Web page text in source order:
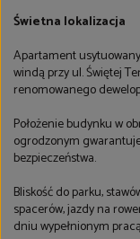
Świetna lokalizacja
Apartament
windą przy ul. Świętej
renomowanego
Położenie budynku w
ogrodzonym
bezpieczeństwa.
Bliskość do parku,
spacerów, jazdy na
dniu wypełnionym